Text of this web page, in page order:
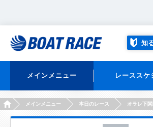
知
メインメニュー レーススケ
HOMEメインメニュー 本日のレース オラレ下